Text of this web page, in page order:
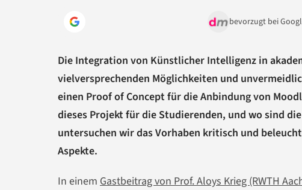
bevorzugt bei
Die Integration von Künstlicher Intelligenz in
vielversprechenden Möglichkeiten und
einen Proof of Concept für die Anbindung von
dieses Projekt für die Studierenden, und wo sind
untersuchen wir das Vorhaben kritisch und
Aspekte.
In einem Gastbeitrag von Prof. Aloys Krieg (RWTH